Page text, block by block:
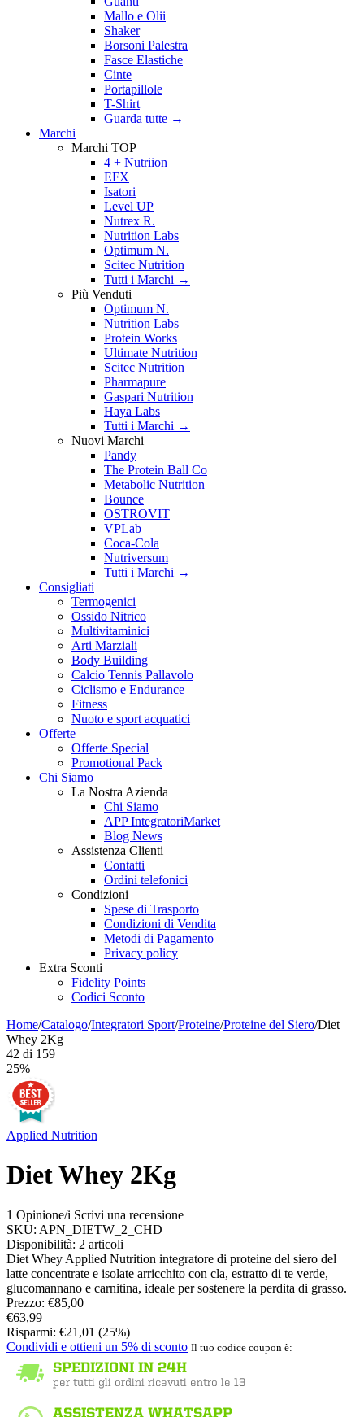
Mallo e Olii
Shaker
Borsoni Palestra
Fasce Elastiche
Cinte
Portapillole
T-Shirt
Guarda tutte →
Marchi
Marchi TOP
4 + Nutriion
EFX
Isatori
Level UP
Nutrex R.
Nutrition Labs
Optimum N.
Scitec Nutrition
Tutti i Marchi →
Più Venduti
Optimum N.
Nutrition Labs
Protein Works
Ultimate Nutrition
Scitec Nutrition
Pharmapure
Gaspari Nutrition
Haya Labs
Tutti i Marchi →
Nuovi Marchi
Pandy
The Protein Ball Co
Metabolic Nutrition
Bounce
OSTROVIT
VPLab
Coca-Cola
Nutriversum
Tutti i Marchi →
Consigliati
Termogenici
Ossido Nitrico
Multivitaminici
Arti Marziali
Body Building
Calcio Tennis Pallavolo
Ciclismo e Endurance
Fitness
Nuoto e sport acquatici
Offerte
Offerte Special
Promotional Pack
Chi Siamo
La Nostra Azienda
Chi Siamo
APP IntegratoriMarket
Blog News
Assistenza Clienti
Contatti
Ordini telefonici
Condizioni
Spese di Trasporto
Condizioni di Vendita
Metodi di Pagamento
Privacy policy
Extra Sconti
Fidelity Points
Codici Sconto
Home/Catalogo/Integratori Sport/Proteine/Proteine del Siero/Diet
Whey 2Kg
42 di 159
25%
Applied Nutrition
Diet Whey 2Kg
1 Opinione/i Scrivi una recensione
SKU: APN_DIETW_2_CHD
Disponibilità: 2 articoli
Diet Whey Applied Nutrition integratore di proteine del siero del
latte concentrate e isolate arricchito con cla, estratto di te verde,
glucomannano e carnitina, ideale per sostenere la perdita di grasso.
Prezzo: €85,00
€63,99
Risparmi: €21,01 (25%)
Condividi e ottieni un 5% di sconto Il tuo codice coupon è: